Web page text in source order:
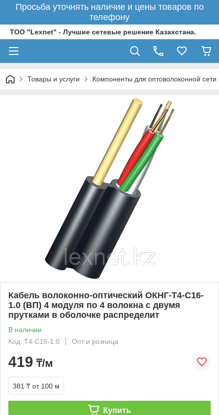
Просьба уточнять наличие и цены товаров по
телефону
ТОО "Lexnet" - Лучшие сетевые решение Казахстана.
Товары и услуги Компоненты для оптоволоконной сети
Кабель волоконно-оптический ОКНГ-Т4-С16-
1.0 (ВП) 4 модуля по 4 волокна с двумя
прутками в оболочке распределит
В наличии
Код: Т4-С16-1.0
Опт и розница
419 ₸/м
381 ₸ от 100 м
Купить